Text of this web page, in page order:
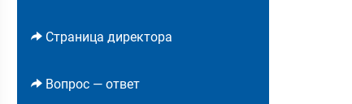
Страница директора
Вопрос — ответ